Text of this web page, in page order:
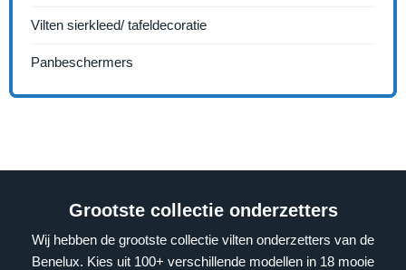
Vilten sierkleed/ tafeldecoratie
Panbeschermers
Grootste collectie onderzetters
Wij hebben de grootste collectie vilten onderzetters van de
Benelux. Kies uit 100+ verschillende modellen in 18 mooie